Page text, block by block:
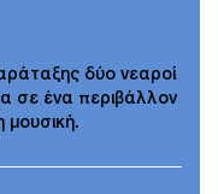
δύο νεαροί
σε ένα περιβάλλον
μουσική.